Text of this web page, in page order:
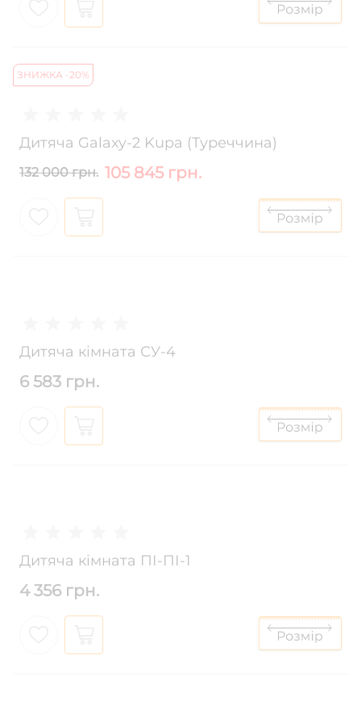
ЗНИЖКА -20%
Дитяча Galaxy-2 Kupa (Туреччина)
132 000 грн. 105 845 грн.
Дитяча кімната СУ-4
6 583 грн.
Дитяча кімната ПІ-ПІ-1
4 356 грн.